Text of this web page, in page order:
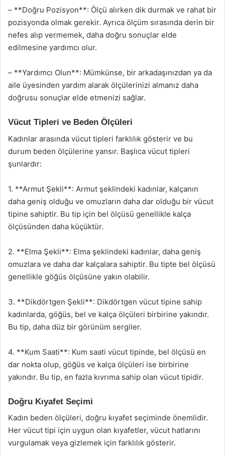
– **Doğru Pozisyon**: Ölçü alırken dik durmak ve rahat bir
pozisyonda olmak gerekir. Ayrıca ölçüm sırasında derin bir
nefes alıp vermemek, daha doğru sonuçlar elde
edilmesine yardımcı olur.
– **Yardımcı Olun**: Mümkünse, bir arkadaşınızdan ya da
aile üyesinden yardım alarak ölçülerinizi almanız daha
doğrusu sonuçlar elde etmenizi sağlar.
Vücut Tipleri ve Beden Ölçüleri
Kadınlar arasında vücut tipleri farklılık gösterir ve bu
durum beden ölçülerine yansır. Başlıca vücut tipleri
şunlardır:
1. **Armut Şekli**: Armut şeklindeki kadınlar, kalçanın
daha geniş olduğu ve omuzların daha dar olduğu bir vücut
tipine sahiptir. Bu tip için bel ölçüsü genellikle kalça
ölçüsünden daha küçüktür.
2. **Elma Şekli**: Elma şeklindeki kadınlar, daha geniş
omuzlara ve daha dar kalçalara sahiptir. Bu tipte bel ölçüsü
genellikle göğüs ölçüsüne yakın olabilir.
3. **Dikdörtgen Şekli**: Dikdörtgen vücut tipine sahip
kadınlarda, göğüs, bel ve kalça ölçüleri birbirine yakındır.
Bu tip, daha düz bir görünüm sergiler.
4. **Kum Saati**: Kum saati vücut tipinde, bel ölçüsü en
dar nokta olup, göğüs ve kalça ölçüleri ise birbirine
yakındır. Bu tip, en fazla kıvrıma sahip olan vücut tipidir.
Doğru Kıyafet Seçimi
Kadın beden ölçüleri, doğru kıyafet seçiminde önemlidir.
Her vücut tipi için uygun olan kıyafetler, vücut hatlarını
vurgulamak veya gizlemek için farklılık gösterir.